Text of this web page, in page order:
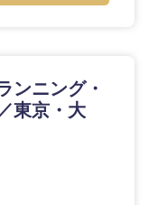
ンニング・
東京・大